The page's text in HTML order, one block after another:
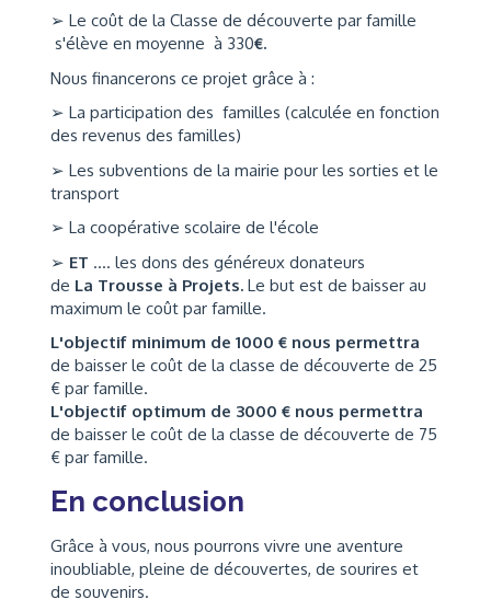
➢ Le coût de la Classe de découverte par famille
s'élève en moyenne à 330€.
Nous financerons ce projet grâce à :
➢ La participation des familles (calculée en fonction
des revenus des familles)
➢ Les subventions de la mairie pour les sorties et le
transport
➢ La coopérative scolaire de l'école
➢ ET .... les dons des généreux donateurs
de La Trousse à Projets. Le but est de baisser au
maximum le coût par famille.
L'objectif minimum de 1000 € nous permettra
de baisser le coût de la classe de découverte de 25
€ par famille.
L'objectif optimum de 3000 € nous permettra
de baisser le coût de la classe de découverte de 75
€ par famille.
En conclusion
Grâce à vous, nous pourrons vivre une aventure
inoubliable, pleine de découvertes, de sourires et
de souvenirs.